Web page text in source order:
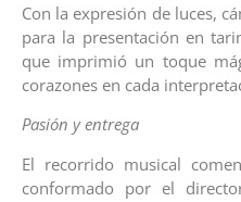
Con la expresión de luces,
para la presentación en
que imprimió un toque
corazones en cada
Pasión y entrega
El recorrido musical
conformado por el